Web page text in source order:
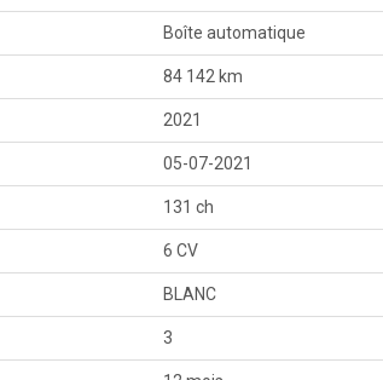
Boîte automatique
84 142 km
2021
05-07-2021
131 ch
6 CV
BLANC
3